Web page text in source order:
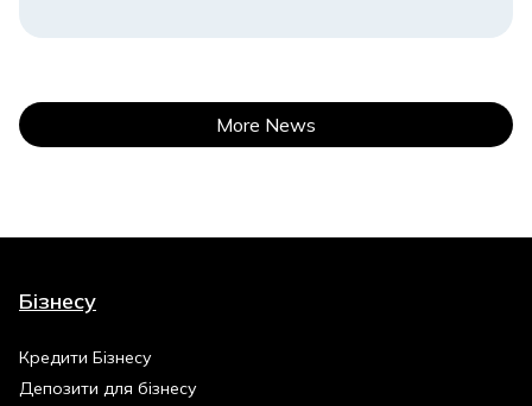
More News
Бізнесу
Кредити Бізнесу
Депозити для бізнесу